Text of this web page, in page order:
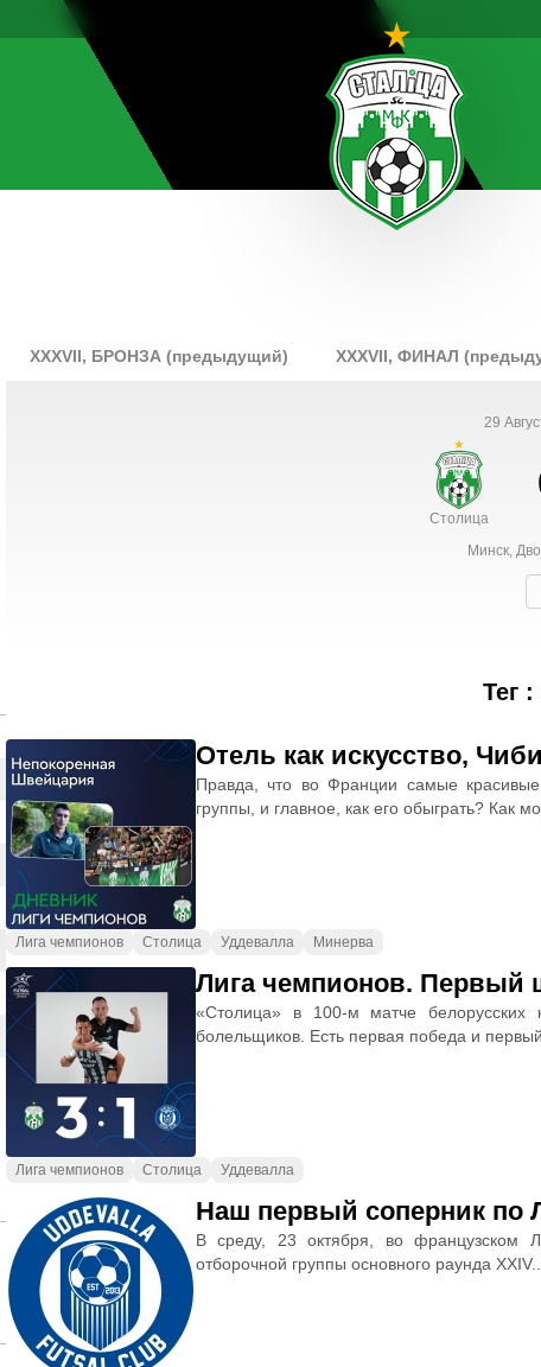
XXXVII, БРОНЗА (предыдущий) XXXVII, ФИНАЛ
29
Столица
Минск,
Тег
Отель как искусство,
Правда, что во Франции самые
группы, и главное, как его обыграть? Как
Лига чемпионов Столица Уддевалла Минерва
Лига чемпионов. Первый
«Столица» в 100-м матче
болельщиков. Есть первая победа и первый
Лига чемпионов Столица Уддевалла
Наш первый соперник по
В среду, 23 октября, во французском
отборочной группы основного раунда XXIV...